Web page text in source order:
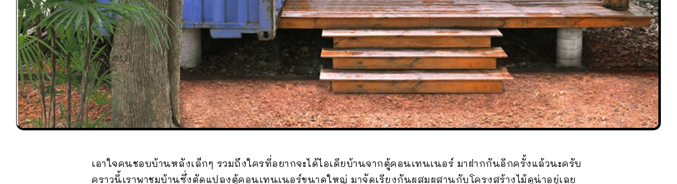
เอาใจคนชอบบ้านหลังเล็กๆ รวมถึงใครที่อยากจะได้ไอเดียบ้านจากตู้คอนเทนเนอร์ มาฝากกันอีกครั้งแล้วนะครับ
คราวนี้เราพาชมบ้านซึ่งตัดแปลงตู้คอนเทนเนอร์ขนาดใหญ่ มาจัดเรียงกันผสมผสานกับโครงสร้างไม้ดูน่าอยู่เลย